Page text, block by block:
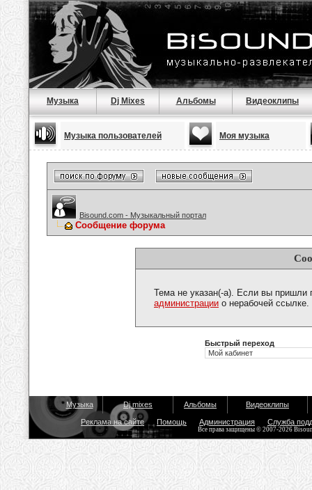
Музыка Dj Mixes Альбомы Видеоклипы
Музыка пользователей Моя музыка
Bisound.com - Музыкальный портал
Сообщение форума
Тема не указан(-а). Если вы пришли
администрации о нерабочей ссылке.
Быстрый переход
Музыка Dj mixes Альбомы Видеоклипы
Реклама на сайте Помощь Администрация Служба
Все права защищены © 2007-2026